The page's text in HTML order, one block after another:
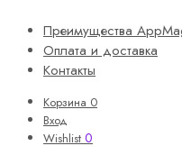
Преимущества
Оплата и доставка
Контакты
Корзина 0
Вход
Wishlist 0